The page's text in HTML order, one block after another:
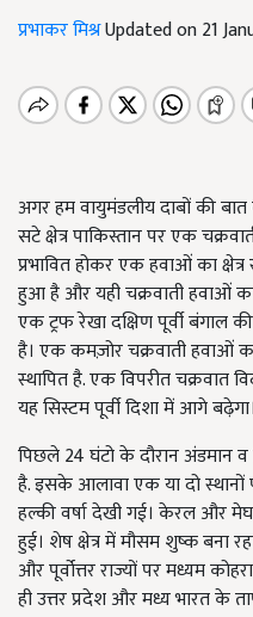
प्रभाकर मिश्रUpdated on 21
अगर हम वायुमंडलीय दाबों की
सटे क्षेत्र पाकिस्तान पर एक
प्रभावित होकर एक हवाओं का
हुआ है और यही चक्रवाती हवाओं
एक ट्रफ रेखा दक्षिण पूर्वी
है। एक कमज़ोर चक्रवाती हवाओं का
स्थापित है. एक विपरीत
यह सिस्टम पूर्वी दिशा में आगे बढ़ेगा।
पिछले 24 घंटो के दौरान अंडमान व
है. इसके आलावा एक या दो स्थानों
हल्की वर्षा देखी गई। केरल और
हुई। शेष क्षेत्र में मौसम शुष्क बना
और पूर्वोत्तर राज्यों पर मध्यम
ही उत्तर प्रदेश और मध्य भारत के